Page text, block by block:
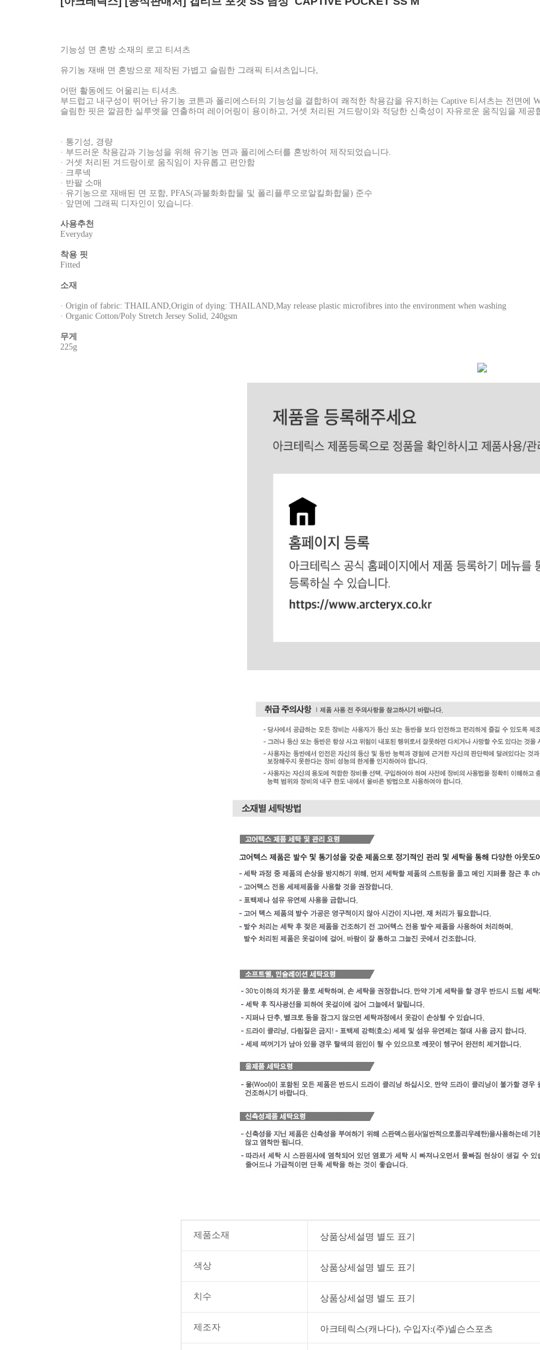
기능성 면 혼방 소재의 로고 티셔츠
유기농 재배 면 혼방으로 제작된 가볍고 슬림한 그래픽 티셔츠입니다,
어떤 활동에도 어울리는 티셔츠.
부드럽고 내구성이 뛰어난 유기농 코튼과 폴리에스터의 기능성을 결합하여 쾌적한 착용감을 유지하는 Captive 티셔츠는 전면에
슬림한 핏은 깔끔한 실루엣을 연출하며 레이어링이 용이하고, 거셋 처리된 겨드랑이와 적당한 신축성이 자유로운 움직임을 제공
· 통기성, 경량
· 부드러운 착용감과 기능성을 위해 유기농 면과 폴리에스터를 혼방하여 제작되었습니다.
· 거셋 처리된 겨드랑이로 움직임이 자유롭고 편안함
· 크루넥
· 반팔 소매
· 유기농으로 재배된 면 포함, PFAS(과불화화합물 및 폴리플루오로알킬화합물) 준수
· 앞면에 그래픽 디자인이 있습니다.
사용추천
Everyday
착용 핏
Fitted
소재
· Origin of fabric: THAILAND,Origin of dying: THAILAND,May release plastic microfibres into the environment when washing
· Organic Cotton/Poly Stretch Jersey Solid, 240gsm
무게
225g
제품소재 상품상세설명 별도 표기
색상 상품상세설명 별도 표기
치수 상품상세설명 별도 표기
제조자 아크테릭스(캐나다), 수입자:(주)넬슨스포츠